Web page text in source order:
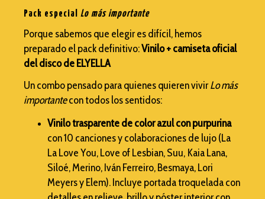
Pack especial Lo más importante
Porque sabemos que elegir es difícil, hemos
preparado el pack definitivo:Vinilo + camiseta oficial
del disco de ELYELLA
Un combo pensado para quienes quieren vivirLo más
importantecon todos los sentidos:
Vinilo trasparente de color azul con purpurina
con 10 canciones y colaboraciones de lujo (La
La Love You, Love of Lesbian, Suu, Kaia Lana,
Siloé, Merino, Iván Ferreiro, Besmaya, Lori
Meyers y Elem). Incluye portada troquelada con